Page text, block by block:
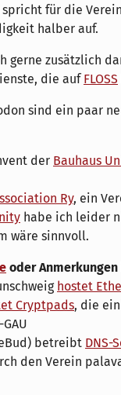
für die
halber auf.
gerne zusätzlich
die auf FLOSS
sind ein paar
der Bauhaus
Ry, ein
habe ich leider
wäre sinnvoll.
oder
hostet
Cryptpads, die
betreibt DNS-
den Verein